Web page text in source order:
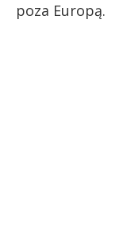
poza Europą.